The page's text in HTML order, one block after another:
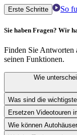
Erste Schritte So
Sie haben Fragen? Wir
Finden Sie Antworten
seinen Funktionen.
Wie
Was sind die
Ersetzen Videotouren
Wie können